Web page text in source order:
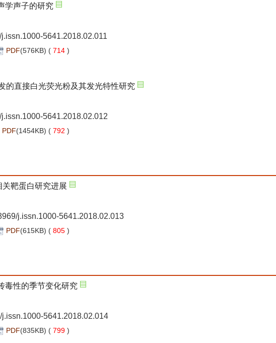
学声子的研究
5641.2018.02.011
PDF(576KB) ( 714 )
的直接白光荧光粉及其发光特性研究
5641.2018.02.012
PDF(1454KB) ( 792 )
靶蛋白研究进展
j.issn.1000-5641.2018.02.013
PDF(615KB) ( 805 )
毒性的季节变化研究
j.issn.1000-5641.2018.02.014
PDF(835KB) ( 799 )